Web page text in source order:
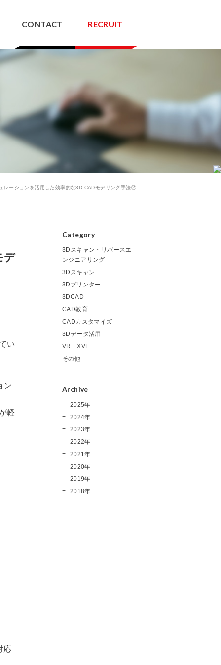
NV解析サービス
設計受託
CONTACT RECRUIT
レーションを活用した効率的な3D CADモデリング手法②
デ
い
ン
軽
応
Category
3Dスキャン・リバースエ
ンジニアリング
3Dスキャン
3Dプリンター
3DCAD
CAD教育
CADカスタマイズ
3Dデータ活用
VR・XVL
その他
Archive
2025年
2024年
2023年
2022年
2021年
2020年
2019年
2018年